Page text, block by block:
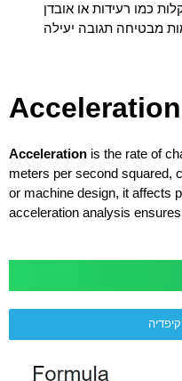
כמו רעידות או אובדן
מבטיחה תגובה יעילה
Acceleration
Acceleration is the rate of
meters per second squared,
or machine design, it affects
acceleration analysis